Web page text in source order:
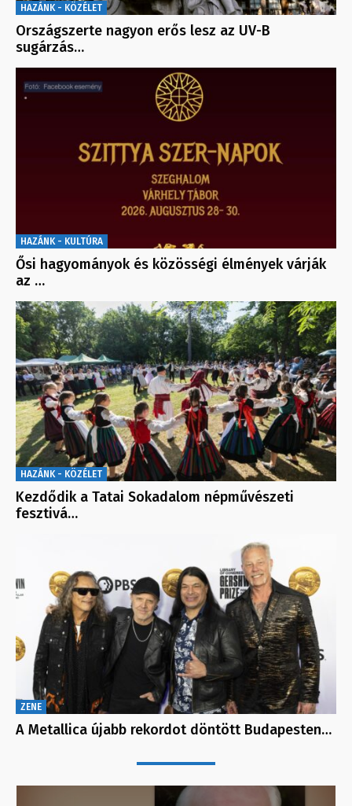
HAZÁNK - KÖZÉLET
Országszerte nagyon erős lesz az UV-B
sugárzás…
HAZÁNK - KULTÚRA
Ősi hagyományok és közösségi élmények várják
az …
HAZÁNK - KÖZÉLET
Kezdődik a Tatai Sokadalom népművészeti
fesztivá…
ZENE
A Metallica újabb rekordot döntött Budapesten…